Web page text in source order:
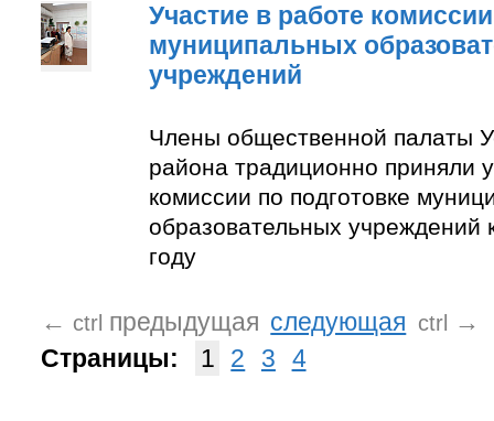
Участие в работе
муниципальных
учреждений
Члены общественной палаты
района традиционно приняли
комиссии по подготовке
образовательных учреждений
году
← ctrl предыдущая следующая ctrl
→
Страницы:
1 2 3 4